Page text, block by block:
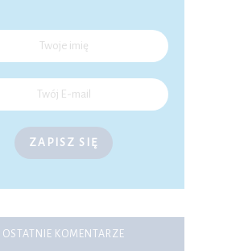
ZAPISZ SIĘ
OSTATNIE KOMENTARZE